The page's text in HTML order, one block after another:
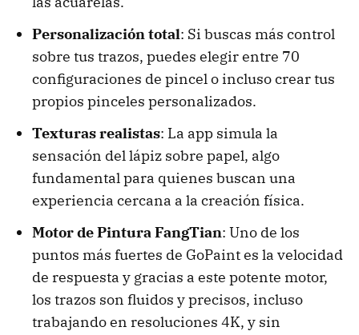
Personalización total: Si buscas más control
sobre tus trazos, puedes elegir entre 70
configuraciones de pincel o incluso crear tus
propios pinceles personalizados.
Texturas realistas: La app simula la
sensación del lápiz sobre papel, algo
fundamental para quienes buscan una
experiencia cercana a la creación física.
Motor de Pintura FangTian: Uno de los
puntos más fuertes de GoPaint es la velocidad
de respuesta y gracias a este potente motor,
los trazos son fluidos y precisos, incluso
trabajando en resoluciones 4K, y sin